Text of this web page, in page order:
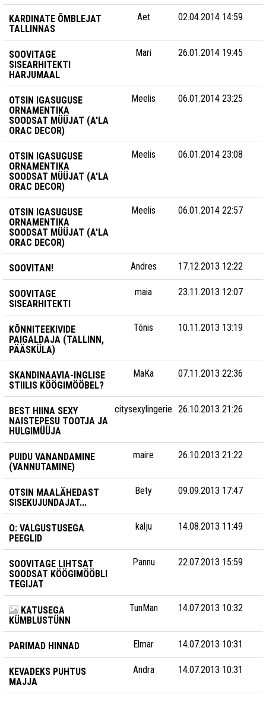
KARDINATE ÕMBLEJAT
TALLINNAS
Aet 02.04.2014 14:59
SOOVITAGE
SISEARHITEKTI
HARJUMAAL
Mari 26.01.2014 19:45
OTSIN IGASUGUSE
ORNAMENTIKA
SOODSAT MÜÜJAT (A'LA
ORAC DECOR)
Meelis 06.01.2014 23:25
OTSIN IGASUGUSE
ORNAMENTIKA
SOODSAT MÜÜJAT (A'LA
ORAC DECOR)
Meelis 06.01.2014 23:08
OTSIN IGASUGUSE
ORNAMENTIKA
SOODSAT MÜÜJAT (A'LA
ORAC DECOR)
Meelis 06.01.2014 22:57
SOOVITAN! Andres 17.12.2013 12:22
SOOVITAGE
SISEARHITEKTI
maia 23.11.2013 12:07
KÕNNITEEKIVIDE
PAIGALDAJA (TALLINN,
PÄÄSKÜLA)
Tõnis 10.11.2013 13:19
SKANDINAAVIA-INGLISE
STIILIS KÖÖGIMÖÖBEL?
MaKa 07.11.2013 22:36
BEST HIINA SEXY
NAISTEPESU TOOTJA JA
HULGIMÜÜJA
citysexylingerie 26.10.2013 21:26
PUIDU VANANDAMINE
(VANNUTAMINE)
maire 26.10.2013 21:22
OTSIN MAALÄHEDAST
SISEKUJUNDAJAT...
Bety 09.09.2013 17:47
O: VALGUSTUSEGA
PEEGLID
kalju 14.08.2013 11:49
SOOVITAGE LIHTSAT
SOODSAT KÖÖGIMÖÖBLI
TEGIJAT
Pannu 22.07.2013 15:59
KATUSEGA
KÜMBLUSTÜNN
TunMan 14.07.2013 10:32
PARIMAD HINNAD Elmar 14.07.2013 10:31
KEVADEKS PUHTUS
MAJJA
Andra 14.07.2013 10:31